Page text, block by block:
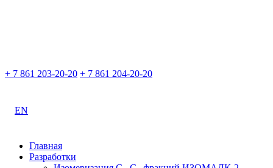
+ 7 861 203-20-20 + 7 861 204-20-20
EN
Главная
Разработки